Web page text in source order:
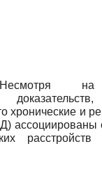
на
хронические и